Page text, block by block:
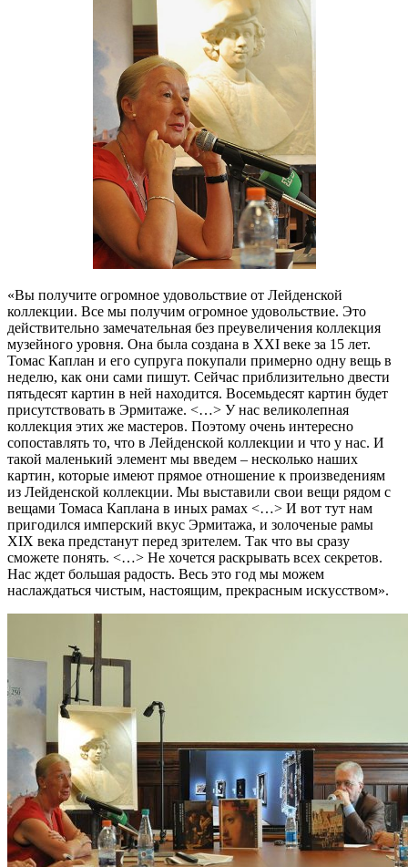
«Вы получите огромное удовольствие от Лейденской
коллекции. Все мы получим огромное удовольствие. Это
действительно замечательная без преувеличения коллекция
музейного уровня. Она была создана в XXI веке за 15 лет.
Томас Каплан и его супруга покупали примерно одну вещь в
неделю, как они сами пишут. Сейчас приблизительно двести
пятьдесят картин в ней находится. Восемьдесят картин будет
присутствовать в Эрмитаже. <…> У нас великолепная
коллекция этих же мастеров. Поэтому очень интересно
сопоставлять то, что в Лейденской коллекции и что у нас. И
такой маленький элемент мы введем – несколько наших
картин, которые имеют прямое отношение к произведениям
из Лейденской коллекции. Мы выставили свои вещи рядом с
вещами Томаса Каплана в иных рамах <…> И вот тут нам
пригодился имперский вкус Эрмитажа, и золоченые рамы
XIX века предстанут перед зрителем. Так что вы сразу
сможете понять. <…> Не хочется раскрывать всех секретов.
Нас ждет большая радость. Весь это год мы можем
наслаждаться чистым, настоящим, прекрасным искусством».